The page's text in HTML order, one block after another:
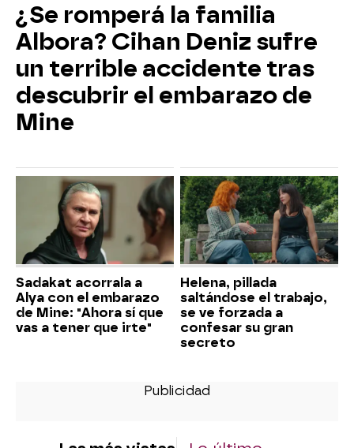
¿Se romperá la familia
Albora? Cihan Deniz sufre
un terrible accidente tras
descubrir el embarazo de
Mine
Sadakat acorrala a
Alya con el embarazo
de Mine: "Ahora sí que
vas a tener que irte"
Helena, pillada
saltándose el trabajo,
se ve forzada a
confesar su gran
secreto